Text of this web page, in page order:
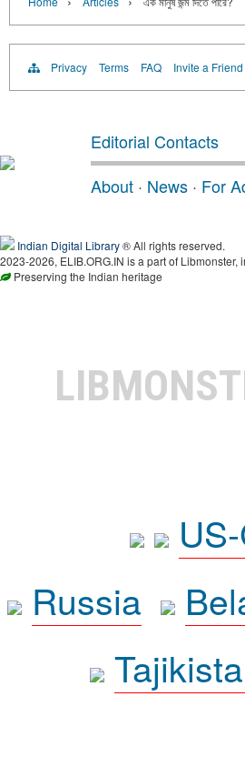
Privacy Terms FAQ Invite a Friend
Editorial Contacts
About · News · For
Indian Digital Library® All rights reserved.
2023-2026, ELIB.ORG.IN is a part of
Preserving the Indian heritage
Russia